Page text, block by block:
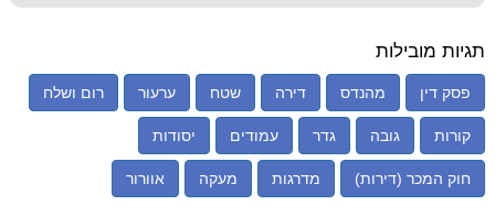
תגיות מובילות
פסק דין מהנדס דירה שטח ערעור רום ושלח
קורות גובה גדר עמודים יסודות
חוק המכר (דירות) מדרגות מעקה אוורור